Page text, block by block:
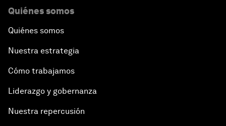
Quiénes somos
Quiénes somos
Nuestra estrategia
Cómo trabajamos
Liderazgo y gobernanza
Nuestra repercusión